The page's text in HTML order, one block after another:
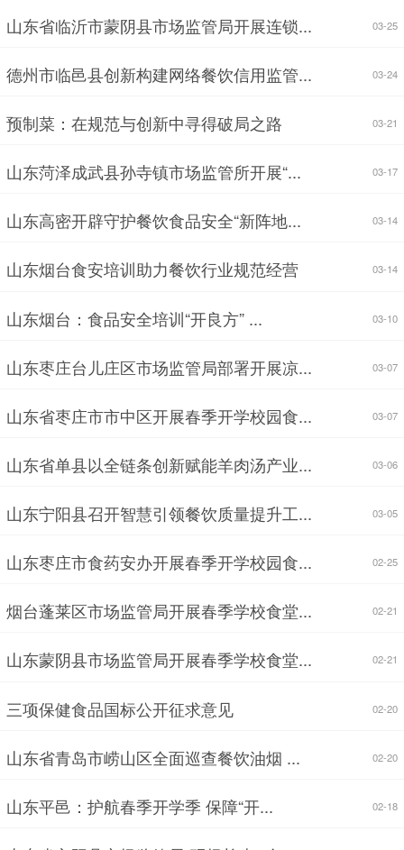
山东省临沂市蒙阴县市场监管局开展连锁... 03-25
德州市临邑县创新构建网络餐饮信用监管... 03-24
预制菜：在规范与创新中寻得破局之路 03-21
山东菏泽成武县孙寺镇市场监管所开展“... 03-17
山东高密开辟守护餐饮食品安全“新阵地... 03-14
山东烟台食安培训助力餐饮行业规范经营 03-14
山东烟台：食品安全培训“开良方” ... 03-10
山东枣庄台儿庄区市场监管局部署开展凉... 03-07
山东省枣庄市市中区开展春季开学校园食... 03-07
山东省单县以全链条创新赋能羊肉汤产业... 03-06
山东宁阳县召开智慧引领餐饮质量提升工... 03-05
山东枣庄市食药安办开展春季开学校园食... 02-25
烟台蓬莱区市场监管局开展春季学校食堂... 02-21
山东蒙阴县市场监管局开展春季学校食堂... 02-21
三项保健食品国标公开征求意见 02-20
山东省青岛市崂山区全面巡查餐饮油烟 ... 02-20
山东平邑：护航春季开学季 保障“开... 02-18